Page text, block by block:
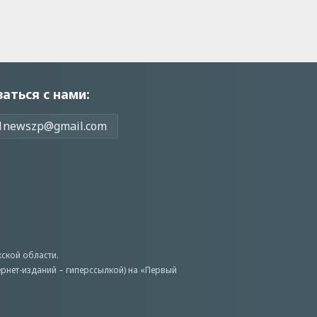
с нами:
области.
изданий – гиперссылкой) на «Первый